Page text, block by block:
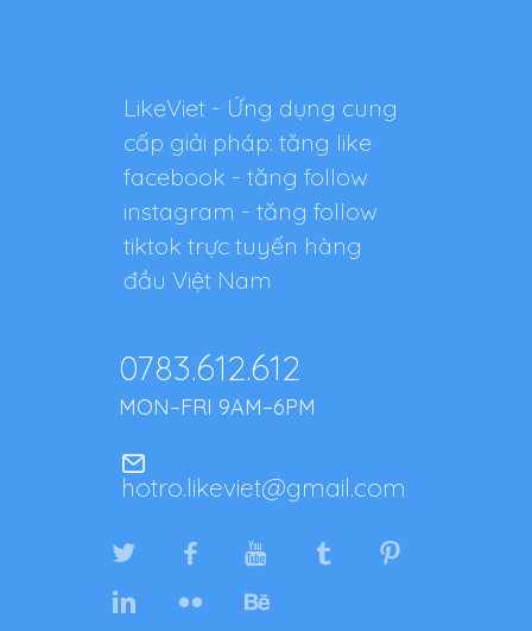
LikeViet - Ứng dụng cung
cấp giải pháp: tăng like
facebook - tăng follow
instagram - tăng follow
tiktok trực tuyến hàng
đầu Việt Nam
0783.612.612
MON–FRI 9AM–6PM
hotro.likeviet@gmail.com